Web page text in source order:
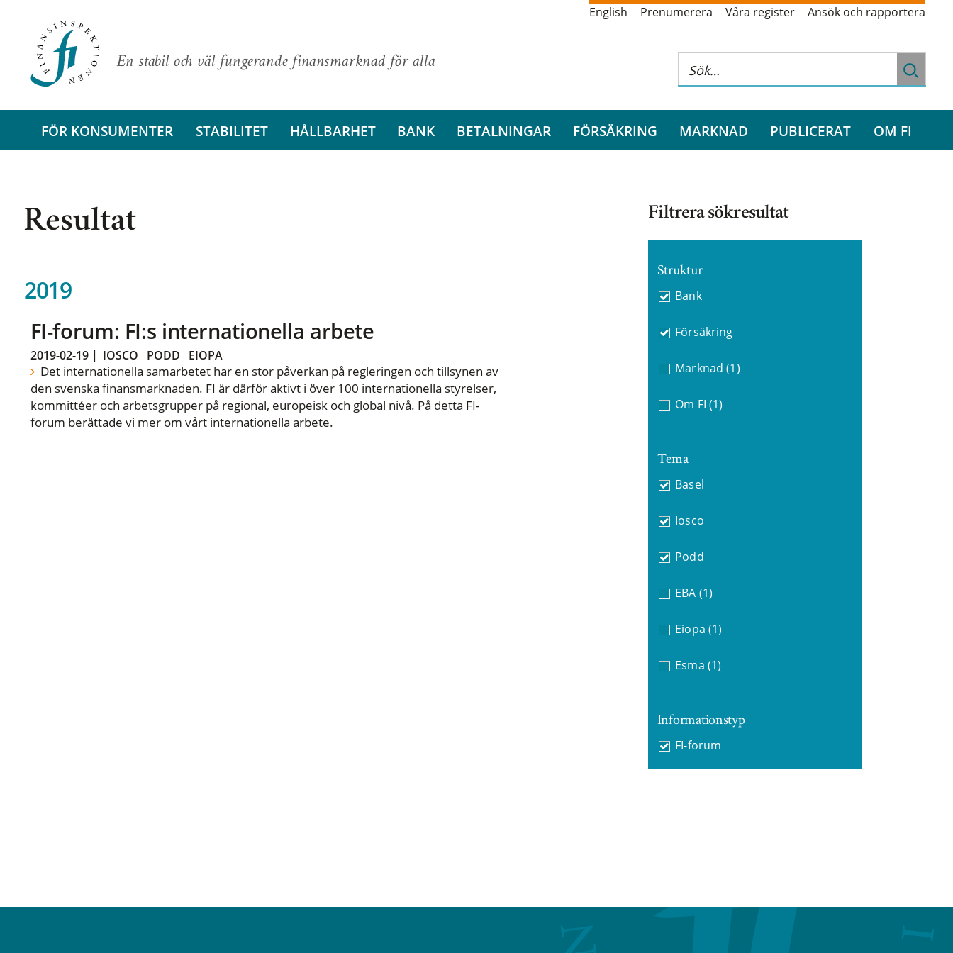
En stabil och väl fungerande finansmarknad för alla
English Prenumerera Våra register Ansök och rapportera
FÖR KONSUMENTER STABILITET HÅLLBARHET BANK BETALNINGAR FÖRSÄKRING MARKNAD PUBLICERAT OM FI
Resultat
2019
FI-forum: FI:s internationella arbete
2019-02-19| IOSCO PODD EIOPA
Det internationella samarbetet har en stor påverkan på regleringen och tillsynen av
den svenska finansmarknaden. FI är därför aktivt i över 100 internationella styrelser,
kommittéer och arbetsgrupper på regional, europeisk och global nivå. På detta FI-
forum berättade vi mer om vårt internationella arbete.
Filtrera sökresultat
Struktur
Bank
Försäkring
Marknad (1)
Om FI (1)
Tema
Basel
Iosco
Podd
EBA (1)
Eiopa (1)
Esma (1)
Informationstyp
FI-forum